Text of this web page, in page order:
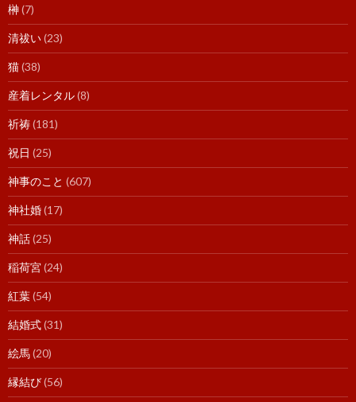
榊(7)
清祓い(23)
猫(38)
産着レンタル(8)
祈祷(181)
祝日 (25)
神事のこと (607)
神社婚(17)
神話(25)
稲荷宮(24)
紅葉(54)
結婚式(31)
絵馬(20)
縁結び(56)